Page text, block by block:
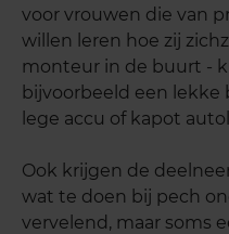
voor vrouwen die van
willen leren hoe zij
monteur in de buurt -
bijvoorbeeld een lekke
lege accu of kapot
Ook krijgen de
wat te doen bij pech
vervelend, maar soms